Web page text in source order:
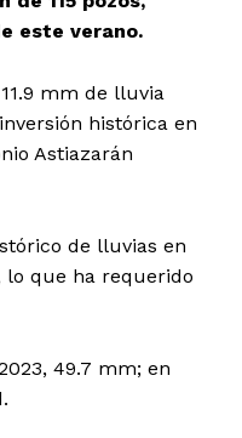
este verano.
mm de lluvia
histórica en
Astiazarán
de lluvias en
lo que ha requerido
49.7 mm; en